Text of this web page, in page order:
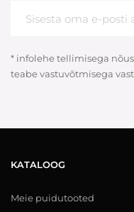
* infolehe tellimisega
teabe vastuvõtmisega
KATALOOG
Meie puidutooted